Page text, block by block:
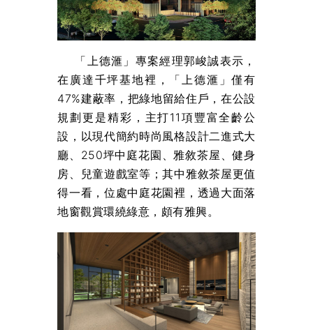
「上德滙」專案經理郭峻誠表示，
在廣達千坪基地裡，「上德滙」僅有
47%建蔽率，把綠地留給住戶，在公設
規劃更是精彩，主打11項豐富全齡公
設，以現代簡約時尚風格設計二進式大
廳、250坪中庭花園、雅敘茶屋、健身
房、兒童遊戲室等；其中雅敘茶屋更值
得一看，位處中庭花園裡，透過大面落
地窗觀賞環繞綠意，頗有雅興。